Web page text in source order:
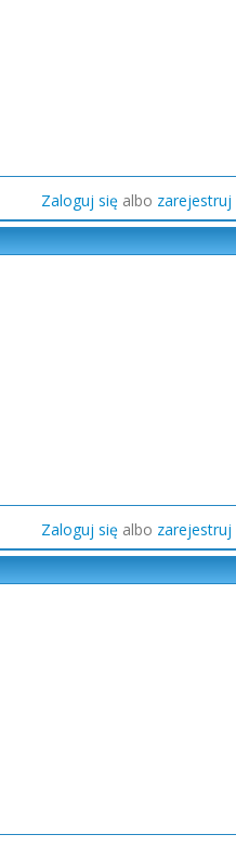
Zaloguj się albo zarejestruj
Zaloguj się albo zarejestruj